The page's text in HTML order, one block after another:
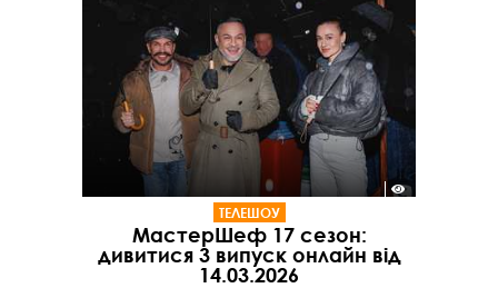
ТЕЛЕШОУ
МастерШеф 17 сезон:
дивитися 3 випуск онлайн від
14.03.2026